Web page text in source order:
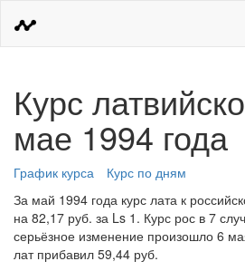
Курс
мае 1994 года
График курса
Курс по дням
За май 1994 года курс лата к
на 82,17 руб. за Ls 1. Курс рос в 7
серьёзное изменение произошло 6
лат прибавил 59,44 руб.